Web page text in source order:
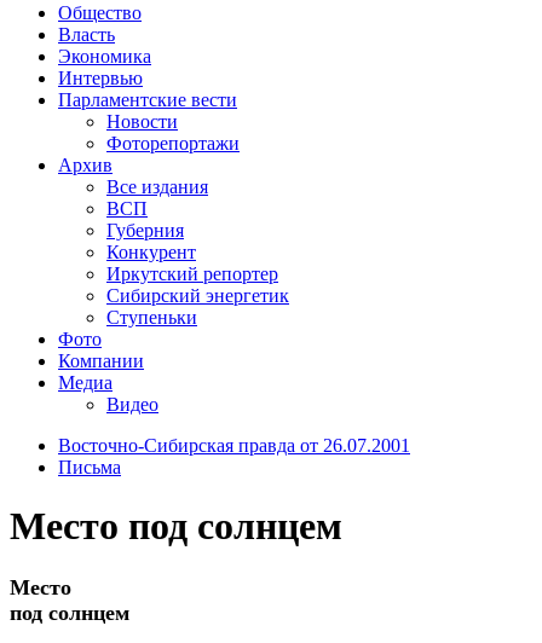
Общество
Власть
Экономика
Интервью
Парламентские вести
Новости
Фоторепортажи
Архив
Все издания
ВСП
Губерния
Конкурент
Иркутский репортер
Сибирский энергетик
Ступеньки
Фото
Компании
Медиа
Видео
Восточно-Сибирская правда от 26.07.2001
Письма
Место под солнцем
Место
под солнцем